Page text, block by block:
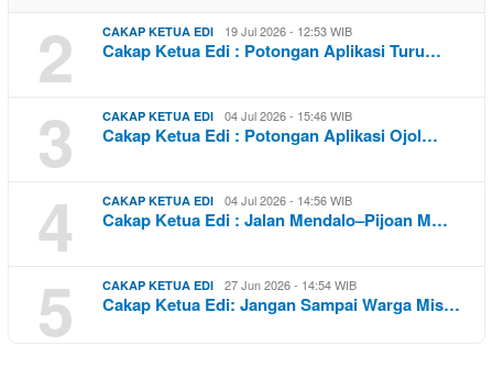
2 CAKAP KETUA EDI 19 Jul 2026 - 12:53 WIB
Cakap Ketua Edi : Potongan Aplikasi Turu…
3 CAKAP KETUA EDI 04 Jul 2026 - 15:46 WIB
Cakap Ketua Edi : Potongan Aplikasi Ojol…
4 CAKAP KETUA EDI 04 Jul 2026 - 14:56 WIB
Cakap Ketua Edi : Jalan Mendalo–Pijoan M…
5 CAKAP KETUA EDI 27 Jun 2026 - 14:54 WIB
Cakap Ketua Edi: Jangan Sampai Warga Mis…